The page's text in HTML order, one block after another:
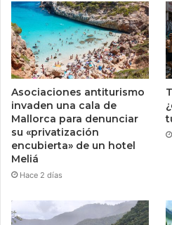
Asociaciones antiturismo
invaden una cala de
Mallorca para denunciar
su «privatización
encubierta» de un hotel
Meliá
Hace 2 días